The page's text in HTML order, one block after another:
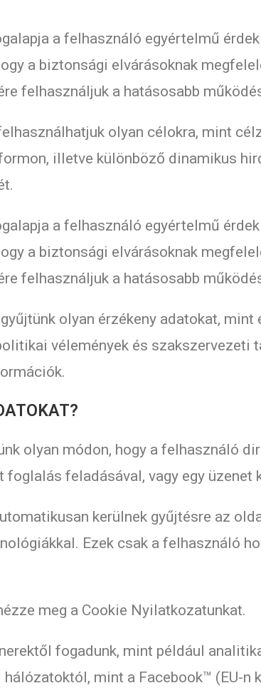
a felhasználó egyértelmű
a biztonsági elvárásoknak
felhasználjuk a hatásosabb
olyan célokra, mint
illetve különböző dinamikus
a felhasználó egyértelmű
a biztonsági elvárásoknak
felhasználjuk a hatásosabb
olyan érzékeny adatokat,
vélemények és szakszervezeti
olyan módon, hogy a felhasználó
foglalás feladásával, vagy egy üzenet
kerülnek gyűjtésre az
Ezek csak a felhasználó
meg a Cookie Nyilatkozatunkat.
fogadunk, mint például
mint a Facebook™ (EU-